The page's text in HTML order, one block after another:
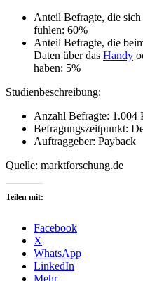
Anteil Befragte, die
fühlen: 60%
Anteil Befragte, die
Daten über das Handy
haben: 5%
Studienbeschreibung:
Anzahl Befragte: 1.004
Befragungszeitpunkt:
Auftraggeber: Payback
Quelle: marktforschung.de
Teilen mit:
Facebook
X
WhatsApp
LinkedIn
Mehr